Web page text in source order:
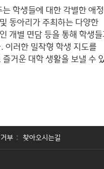
학생들에 대한 각별한 애
동아리가 주최하는 다양한
개별 면담 등을 통해 학생
이러한 밀착형 학생 지도를
거운 대학 생활을 보낼 수
부 찾아오시는길